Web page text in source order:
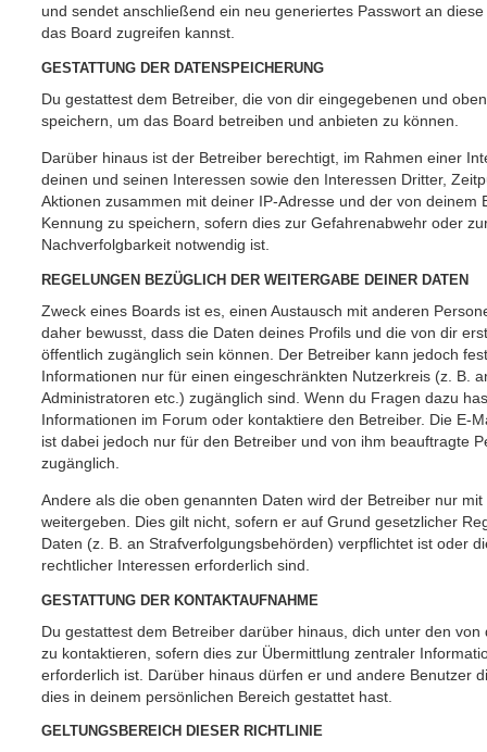
und sendet anschließend ein neu generiertes Passwort an
das Board zugreifen kannst.
GESTATTUNG DER DATENSPEICHERUNG
Du gestattest dem Betreiber, die von dir eingegebenen und
speichern, um das Board betreiben und anbieten zu können.
Darüber hinaus ist der Betreiber berechtigt, im Rahmen einer
deinen und seinen Interessen sowie den Interessen Dritter,
Aktionen zusammen mit deiner IP-Adresse und der von deinem
Kennung zu speichern, sofern dies zur Gefahrenabwehr oder
Nachverfolgbarkeit notwendig ist.
REGELUNGEN BEZÜGLICH DER WEITERGABE DEINER DATEN
Zweck eines Boards ist es, einen Austausch mit anderen
daher bewusst, dass die Daten deines Profils und die von dir
öffentlich zugänglich sein können. Der Betreiber kann jedoch
Informationen nur für einen eingeschränkten Nutzerkreis (z. B.
Administratoren etc.) zugänglich sind. Wenn du Fragen dazu
Informationen im Forum oder kontaktiere den Betreiber. Die E-
ist dabei jedoch nur für den Betreiber und von ihm beauftragte
zugänglich.
Andere als die oben genannten Daten wird der Betreiber nur
weitergeben. Dies gilt nicht, sofern er auf Grund gesetzlicher
Daten (z. B. an Strafverfolgungsbehörden) verpflichtet ist oder
rechtlicher Interessen erforderlich sind.
GESTATTUNG DER KONTAKTAUFNAHME
Du gestattest dem Betreiber darüber hinaus, dich unter den
zu kontaktieren, sofern dies zur Übermittlung zentraler
erforderlich ist. Darüber hinaus dürfen er und andere Benutzer
dies in deinem persönlichen Bereich gestattet hast.
GELTUNGSBEREICH DIESER RICHTLINIE